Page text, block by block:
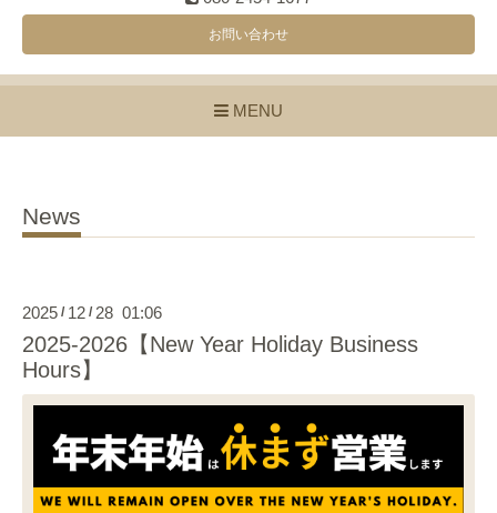
お問い合わせ
MENU
News
2025 / 12 / 28 01:06
2025-2026【New Year Holiday Business
Hours】